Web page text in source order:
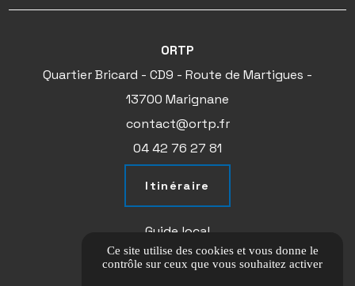
ORTP
Quartier Bricard - CD9 - Route de Martigues -
13700 Marignane
contact@ortp.fr
04 42 76 27 81
Itinéraire
Guide local
Informations complémentaires
Ce site utilise des cookies et vous donne le
contrôle sur ceux que vous souhaitez activer